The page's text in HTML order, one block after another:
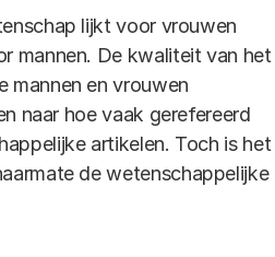
lijkt voor vrouwen
mannen. De kwaliteit van het
mannen en vrouwen
naar hoe vaak gerefereerd
artikelen. Toch is het
de wetenschappelijke